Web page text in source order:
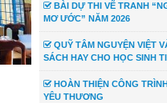
BÀI DỰ THI VẼ TRANH
MƠ ƯỚC” NĂM 2026
QUỸ TÂM NGUYỆN VIỆT
SÁCH HAY CHO HỌC SINH
HOÀN THIỆN CÔNG
YÊU THƯƠNG